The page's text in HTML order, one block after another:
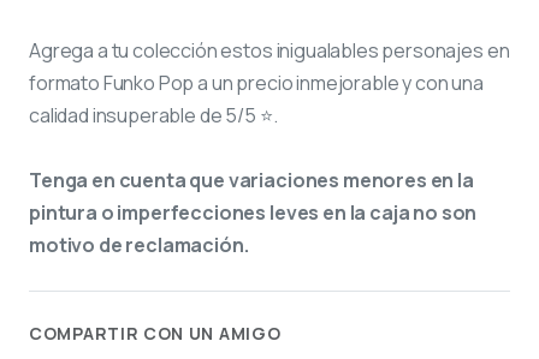
Agrega a tu colección estos inigualables personajes en
formato Funko Pop a un precio inmejorable y con una
calidad insuperable de 5/5 ⭐.
Tenga en cuenta que variaciones menores en la
pintura o imperfecciones leves en la caja no son
motivo de reclamación.
COMPARTIR CON UN AMIGO